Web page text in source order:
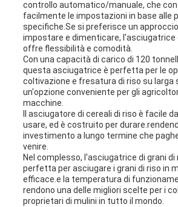
controllo automatico/manuale, che
facilmente le impostazioni in base alle
specifiche.Se si preferisce un
impostare e dimenticare, l'asciugatrice
offre flessibilità e comodità.
Con una capacità di carico di 120
questa asciugatrice è perfetta per le
coltivazione e fresatura di riso su larga
un'opzione conveniente per gli
macchine.
Il asciugatore di cereali di riso è facile
usare, ed è costruito per
investimento a lungo termine che
venire.
Nel complesso, l'asciugatrice di grani di
perfetta per asciugare i grani di riso in
efficace.e la temperatura di
rendono una delle migliori scelte per i
proprietari di mulini in tutto il mondo.